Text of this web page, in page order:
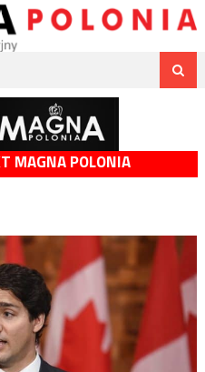
MAGNA POLONIA